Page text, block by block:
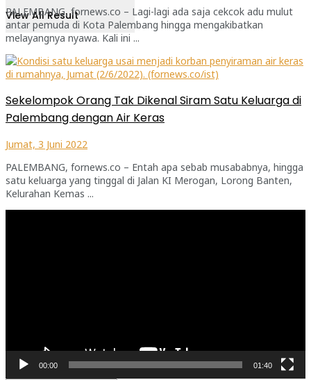
View All Result
PALEMBANG, fornews.co – Lagi-lagi ada saja cekcok adu mulut
antar pemuda di Kota Palembang hingga mengakibatkan
melayangnya nyawa. Kali ini ...
Sekelompok Orang Tak Dikenal Siram Satu Keluarga di
Palembang dengan Air Keras
Jumat, 3 Juni 2022
PALEMBANG, fornews.co – Entah apa sebab musababnya, hingga
satu keluarga yang tinggal di Jalan KI Merogan, Lorong Banten,
Kelurahan Kemas ...
00:00 01:40